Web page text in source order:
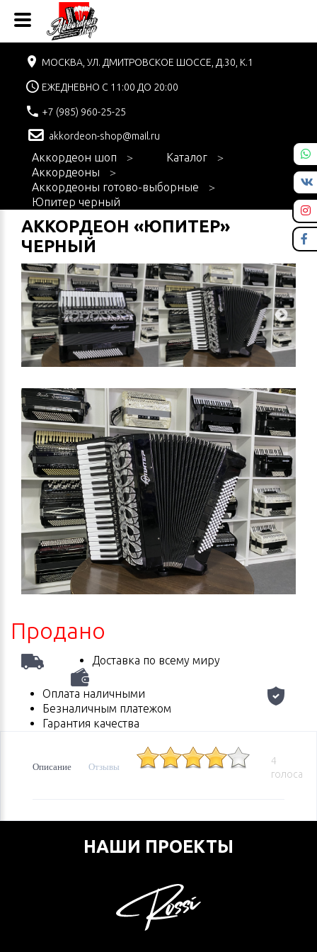
МОСКВА, УЛ. ДМИТРОВСКОЕ ШОССЕ, Д.30, К.1
ЕЖЕДНЕВНО С 11:00 ДО 20:00
+7 (985) 960-25-25
akkordeon-shop@mail.ru
Аккордеон шоп
Каталог
Аккордеоны
Аккордеоны готово-выборные
Юпитер черный
АККОРДЕОН «ЮПИТЕР»
ЧЕРНЫЙ
Продано
Доставка по всему миру
Оплата наличными
Безналичным платежом
Гарантия качества
Описание Отзывы
4
голоса
НАШИ ПРОЕКТЫ